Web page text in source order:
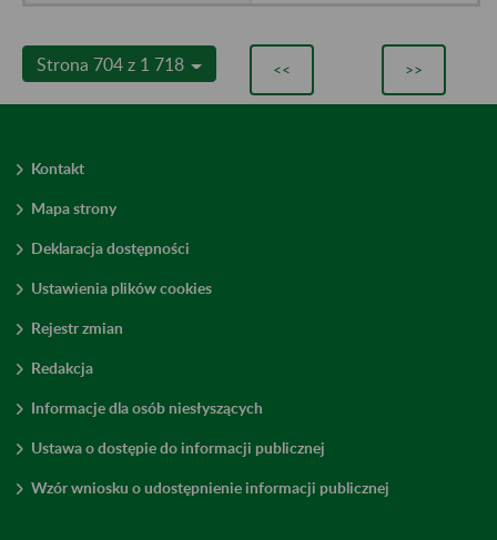
Strona 704 z 1 718 << >>
Kontakt
Mapa strony
Deklaracja dostępności
Ustawienia plików cookies
Rejestr zmian
Redakcja
Informacje dla osób niesłyszących
Ustawa o dostępie do informacji publicznej
Wzór wniosku o udostępnienie informacji publicznej